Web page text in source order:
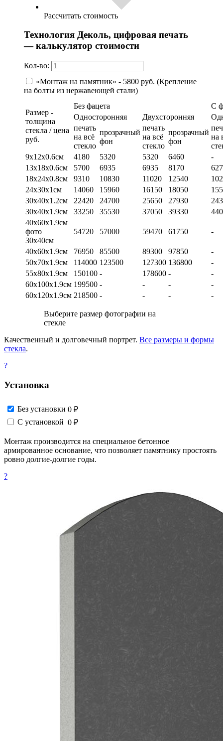
Рассчитать стоимость
Технология Деколь, цифровая печать
— калькулятор стоимости
Кол-во:
«Монтаж на памятник» - 5800 руб. (Крепление
на болты из нержавеющей стали)
Размер -
толщина
стекла / цена
руб.
Без фацета
С
Односторонняя
Двухсторонняя
печать
на всё
стекло
прозрачный
фон
печать
на всё
стекло
прозрачный
фон
на
9х12х0.6см
4180 5320 5320 6460
-
13х18х0.6см
5700 6935 6935 8170
18х24х0.8см
9310 10830 11020 12540
24х30х1см
14060 15960 16150 18050
30х40х1.2см
22420 24700 25650 27930
30х40х1.9см
33250 35530 37050 39330
40х60х1.9см
фото
30х40см
54720 57000 59470 61750 -
40х60х1.9см 76950 85500 89300 97850
-
50х70х1.9см
114000 123500 127300 136800
-
55х80х1.9см
150100 - 178600 -
-
60х100х1.9см 199500 - - -
-
60х120х1.9см 218500 - - - -
Выберите размер фотографии на
стекле
Качественный и долговечный портрет. Все размеры и формы
стекла.
?
Установка
Без установки 0 ₽
С установкой 0 ₽
Монтаж производится на специальное бетонное
армированное основание, что позволяет памятнику простоять
ровно долгие-долгие годы.
?